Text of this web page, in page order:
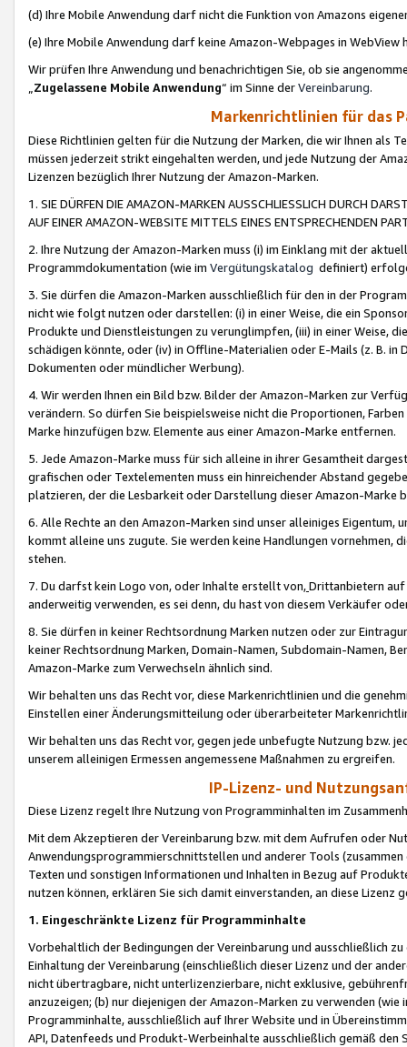
(d) Ihre Mobile Anwendung darf nicht die Funktion von Amazons
(e) Ihre Mobile Anwendung darf keine Amazon-Webpages in WebView
Wir prüfen Ihre Anwendung und benachrichtigen Sie, ob sie
„Zugelassene Mobile Anwendung“ im Sinne derVereinbarung.
Markenrichtlinien für das
Diese Richtlinien gelten für die Nutzung der Marken, die wir Ihnen als
müssen jederzeit strikt eingehalten werden, und jede Nutzung der
Lizenzen bezüglich Ihrer Nutzung der Amazon-Marken.
1. SIE DÜRFEN DIE AMAZON-MARKEN AUSSCHLIESSLICH DURCH
AUF EINER AMAZON-WEBSITE MITTELS EINES ENTSPRECHENDEN
2. Ihre Nutzung der Amazon-Marken muss (i) im Einklang mit der
Programmdokumentation (wie im Vergütungskatalog definiert)
3. Sie dürfen die Amazon-Marken ausschließlich für den in der
nicht wie folgt nutzen oder darstellen: (i) in einer Weise, die ein
Produkte und Dienstleistungen zu verunglimpfen, (iii) in einer Weise,
schädigen könnte, oder (iv) in Offline-Materialien oder E-Mails (z. B. in
Dokumenten oder mündlicher Werbung).
4. Wir werden Ihnen ein Bild bzw. Bilder der Amazon-Marken zur
verändern. So dürfen Sie beispielsweise nicht die Proportionen,
Marke hinzufügen bzw. Elemente aus einer Amazon-Marke entfernen.
5. Jede Amazon-Marke muss für sich alleine in ihrer Gesamtheit
grafischen oder Textelementen muss ein hinreichender Abstand
platzieren, der die Lesbarkeit oder Darstellung dieser Amazon-Marke
6. Alle Rechte an den Amazon-Marken sind unser alleiniges
kommt alleine uns zugute. Sie werden keine Handlungen vornehmen,
stehen.
7. Du darfst kein Logo von, oder Inhalte erstellt von,Drittanbietern auf
anderweitig verwenden, es sei denn, du hast von diesem Verkäufer
8. Sie dürfen in keiner Rechtsordnung Marken nutzen oder zur
keiner Rechtsordnung Marken, Domain-Namen, Subdomain-Namen,
Amazon-Marke zum Verwechseln ähnlich sind.
Wir behalten uns das Recht vor, diese Markenrichtlinien und die
Einstellen einer Änderungsmitteilung oder überarbeiteter
Wir behalten uns das Recht vor, gegen jede unbefugte Nutzung bzw.
unserem alleinigen Ermessen angemessene Maßnahmen zu ergreifen.
IP-Lizenz- und
Diese Lizenz regelt Ihre Nutzung von Programminhalten im
Mit dem Akzeptieren der Vereinbarung bzw. mit dem Aufrufen oder
Anwendungsprogrammierschnittstellen und anderer Tools (zusammen
Texten und sonstigen Informationen und Inhalten in Bezug auf
nutzen können, erklären Sie sich damit einverstanden, an diese Lizenz
1. Eingeschränkte Lizenz für Programminhalte
Vorbehaltlich der Bedingungen der Vereinbarung und ausschließlich
Einhaltung der Vereinbarung (einschließlich dieser Lizenz und der
nicht übertragbare, nicht unterlizenzierbare, nicht exklusive,
anzuzeigen; (b) nur diejenigen der Amazon-Marken zu verwenden
Programminhalte, ausschließlich auf Ihrer Website und in
API, Datenfeeds und Produkt-Werbeinhalte ausschließlich gemäß